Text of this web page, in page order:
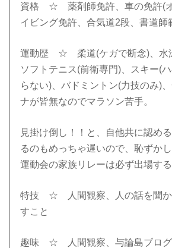
資格 ☆ 薬剤師免許、車の免許(
イビング免許、合気道2段、書道師
運動歴 ☆ 柔道(ケガで断念)、水泳
ソフトテニス(前衛専門)、スキー(
らない)、バドミントン(力技のみ)
ナが皆無なのでマラソン苦手。
見掛け倒し！！と、自他共に認め
るのもめっちゃ遅いので、恥ずか
運動会の家族リレーは必ず出場する
特技 ☆ 人間観察、人の話を聞か
すこと
趣味 ☆ 人間観察、与論島ブログ